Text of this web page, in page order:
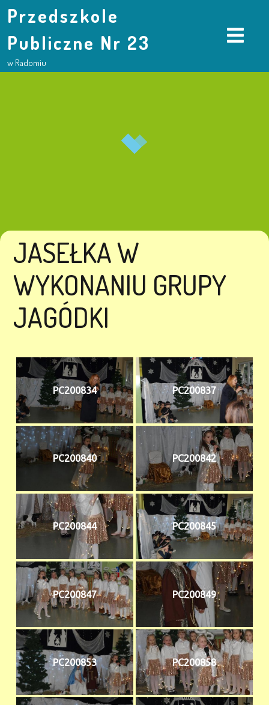
Przedszkole
Publiczne Nr 23
w Radomiu
JASEŁKA W
WYKONANIU GRUPY
JAGÓDKI
PC200834 PC200837
PC200840 PC200842
PC200844 PC200845
PC200847 PC200849
PC200853 PC200858